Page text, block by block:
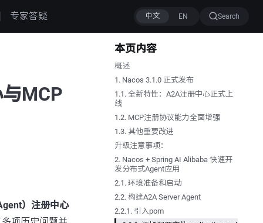
专家答疑 Search
MCP
）注册中心
本页内容
概述
1. Nacos 3.1.0 正式发布
1.1. 全新特性：A2A注册中心正式上
线
1.2. MCP注册协议能力全面增强
1.3. 其他重要改进
升级注意事项：
2. Nacos + Spring AI Alibaba 快速开
发分布式Agent应用
2.1. 环境准备和启动
2.2. 构建A2A Server Agent
2.2.1. 引入pom